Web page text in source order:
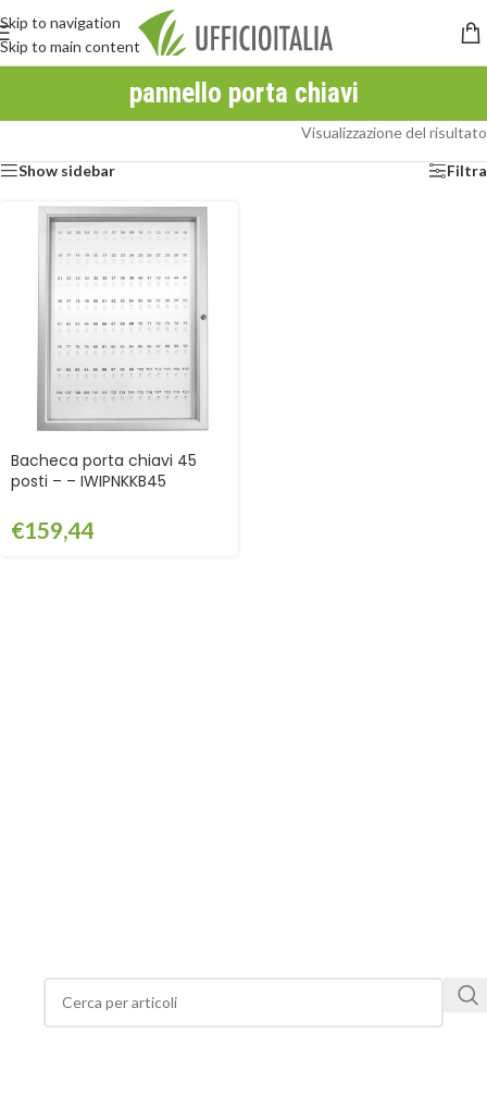
Skip to navigation
Skip to main content
pannello porta chiavi
Visualizzazione del risultato
Show sidebar Filtra
Bacheca porta chiavi 45
posti – – IWIPNKKB45
€159,44